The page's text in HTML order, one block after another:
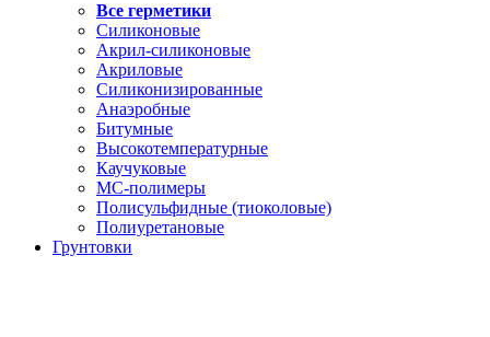
Все герметики
Силиконовые
Акрил-силиконовые
Акриловые
Силиконизированные
Анаэробные
Битумные
Высокотемпературные
Каучуковые
МС-полимеры
Полисульфидные (тиоколовые)
Полиуретановые
Грунтовки